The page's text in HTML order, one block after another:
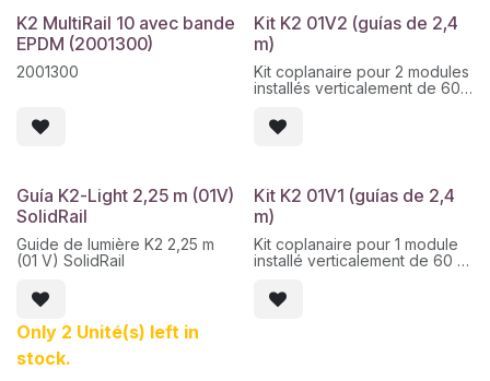
K2 MultiRail 10 avec bande
EPDM (2001300)
2001300
Kit K2 01V2 (guías de 2,4
m)
Kit coplanaire pour 2 modules
installés verticalement de 60
compris entre 30 et 42 mm.
Guide de lumière 2,4 m
Jeu de plaques finales
OneEnd
Ensemble de plaques
centrales OneMid
Capuchon de protection pour
Jeu de tiges autotaraudeuses
Guía K2-Light 2,25 m (01V)
SolidRail
Guide de lumière K2 2,25 m
(01 V) SolidRail
Only 2 Unité(s) left in
stock.
Kit K2 01V1 (guías de 2,4
m)
Kit coplanaire pour 1 module
installé verticalement de 60 et
compris entre 30 et 42 mm.